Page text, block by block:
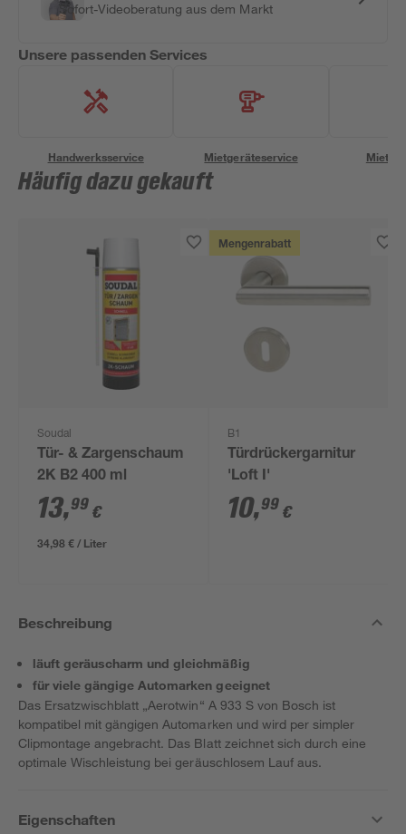
Sofort-Videoberatung aus dem Markt
Unsere passenden Services
Handwerksservice Mietgeräteservice
Häufig dazu gekauft
Soudal
Tür- & Zargenschaum
2K B2 400 ml
13,99 €
34,98 € / Liter
Mengenrabatt
B1
Türdrückergarnitur
'Loft I'
10,99 €
Beschreibung
läuft geräuscharm und gleichmäßig
für viele gängige Automarken geeignet
Das Ersatzwischblatt „Aerotwin“ A 933 S von Bosch ist
kompatibel mit gängigen Automarken und wird per simpler
Clipmontage angebracht. Das Blatt zeichnet sich durch eine
optimale Wischleistung bei geräuschlosem Lauf aus.
Eigenschaften